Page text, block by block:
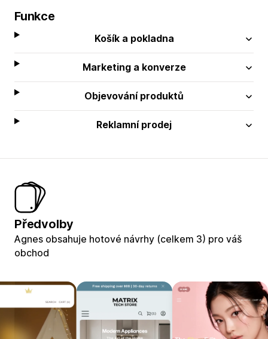
Funkce
Košík a pokladna
Marketing a konverze
Objevování produktů
Reklamní prodej
Předvolby
Agnes obsahuje hotové návrhy (celkem 3) pro váš
obchod